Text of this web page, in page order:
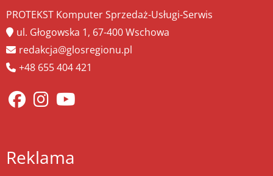
PROTEKST Komputer Sprzedaż-Usługi-Serwis
ul. Głogowska 1, 67-400 Wschowa
redakcja@glosregionu.pl
+48 655 404 421
Reklama